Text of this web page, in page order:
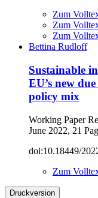
Zum
Zum
Zum
Bettina Rudloff
Sustainable
EU’s new
policy mix
Working Paper
June 2022, 21
doi:10.18449/
Zum
Druckversion